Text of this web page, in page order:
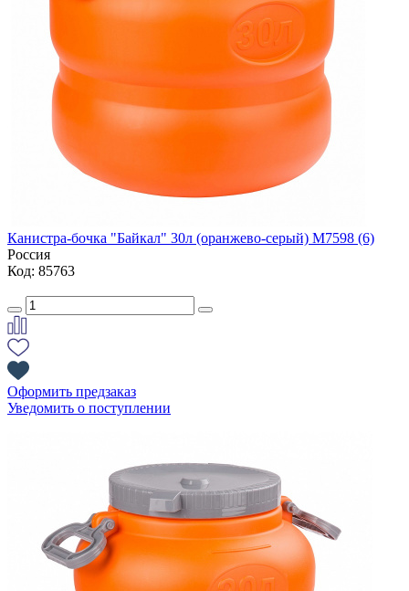
Канистра-бочка "Байкал" 30л (оранжево-серый) М7598 (6)
Россия
Код: 85763
Оформить предзаказ
Уведомить о поступлении